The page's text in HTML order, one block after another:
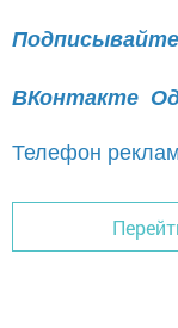
ВКонтакте
Телефон